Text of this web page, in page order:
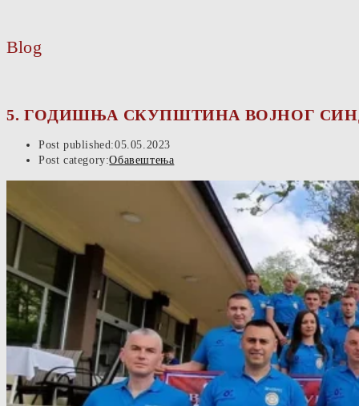
Blog
5. ГОДИШЊА СКУПШТИНА ВОЈНОГ
Post published:05.05.2023
Post category:Обавештења